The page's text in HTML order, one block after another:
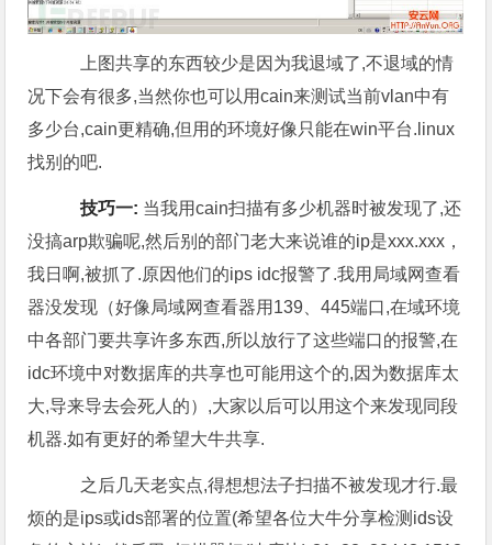
上图共享的东西较少是因为我退域了,不退域的情
况下会有很多,当然你也可以用cain来测试当前vlan中有
多少台,cain更精确,但用的环境好像只能在win平台.linux
找别的吧.
技巧一: 当我用cain扫描有多少机器时被发现了,还
没搞arp欺骗呢,然后别的部门老大来说谁的ip是xxx.xxx，
我日啊,被抓了.原因他们的ips idc报警了.我用局域网查看
器没发现（好像局域网查看器用139、445端口,在域环境
中各部门要共享许多东西,所以放行了这些端口的报警,在
idc环境中对数据库的共享也可能用这个的,因为数据库太
大,导来导去会死人的）,大家以后可以用这个来发现同段
机器.如有更好的希望大牛共享.
之后几天老实点,得想想法子扫描不被发现才行.最
烦的是ips或ids部署的位置(希望各位大牛分享检测ids设